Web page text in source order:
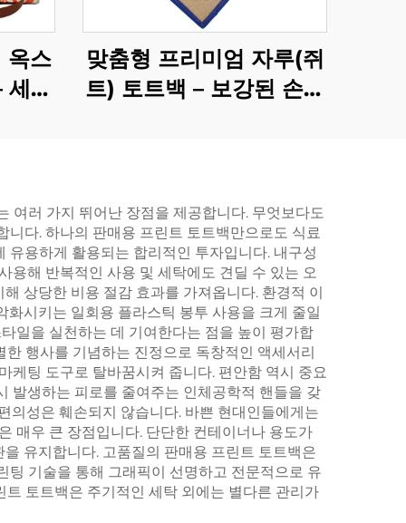
옥스
련
맞춤형 프리미엄 자루(쥐
트) 토트백 – 보강된 손잡
여러 가지 뛰어난 장점을 제공합니다. 무엇보다도
다. 하나의 판매용 프린트 토트백만으로도 식료
유용하게 활용되는 합리적인 투자입니다. 내구성
용해 반복적인 사용 및 세탁에도 견딜 수 있는 오
상당한 비용 절감 효과를 가져옵니다. 환경적 이
시키는 일회용 플라스틱 봉투 사용을 크게 줄일
일을 실천하는 데 기여한다는 점을 높이 평가합
행사를 기념하는 진정으로 독창적인 액세서리
케팅 도구로 탈바꿈시켜 줍니다. 편안함 역시 중요
발생하는 피로를 줄여주는 인체공학적 핸들을 갖
의성은 훼손되지 않습니다. 바쁜 현대인들에게는
매우 큰 장점입니다. 단단한 컨테이너나 용도가
유지합니다. 고품질의 판매용 프린트 토트백은
팅 기술을 통해 그래픽이 선명하고 전문적으로 유
토트백은 주기적인 세탁 외에는 별다른 관리가